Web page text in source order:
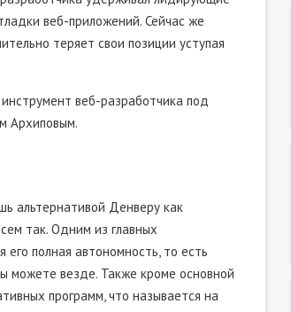
веб-приложений. Сейчас же
теряет свои позиции уступая
веб-разработчика под
Архиповым.
альтернативой Денверу как
так. Одним из главных
полная автономность, то есть
можете везде. Также кроме основной
программ, что называется на